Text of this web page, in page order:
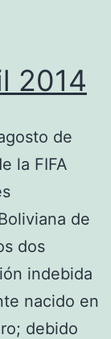
2014
de
la FIFA
de
dos
indebida
nacido en
debido